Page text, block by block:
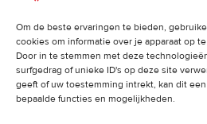
Om de beste ervaringen te bieden,
cookies om informatie over je apparaat op
Door in te stemmen met deze
surfgedrag of unieke ID's op deze site
geeft of uw toestemming intrekt, kan dit
bepaalde functies en mogelijkheden.
Cancellations:
Indien u een afspraak wilt
u dit 24 uur van tevoren door te